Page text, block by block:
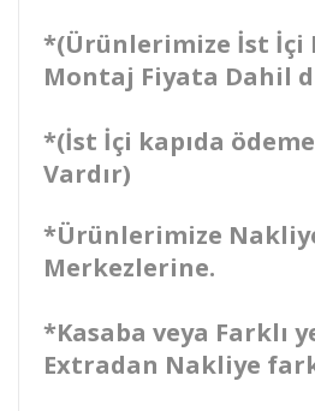
*(Ürünlerimize İst İçi
Montaj Fiyata Dahil
*(İst İçi kapıda
Vardır)
*Ürünlerimize
Merkezlerine.
*Kasaba veya Farklı
Extradan Nakliye